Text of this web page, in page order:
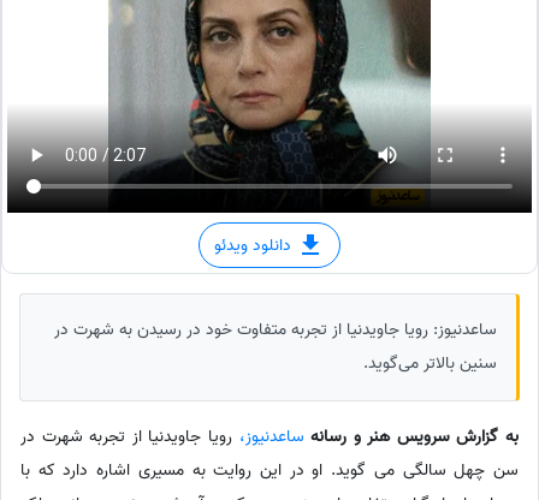
دانلود ویدئو
ساعدنیوز: رویا جاویدنیا از تجربه متفاوت خود در رسیدن به شهرت در
سنین بالاتر می‌گوید.
به گزارش سرویس هنر و رسانه ساعدنیوز،رویا جاویدنیا از تجربه شهرت در
سن چهل سالگی می گوید. او در این روایت به مسیری اشاره دارد که با